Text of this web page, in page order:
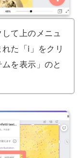
て上のメニュ
た「i」をクリ
を表示」のと